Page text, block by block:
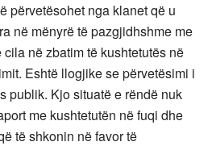
përvetësohet nga klanet që u
në mënyrë të pazgjidhshme me
në zbatim të kushtetutës në
Eshtë llogjike se përvetësimi i
publik. Kjo situatë e rëndë nuk
me kushtetutën në fuqi dhe
të shkonin në favor të